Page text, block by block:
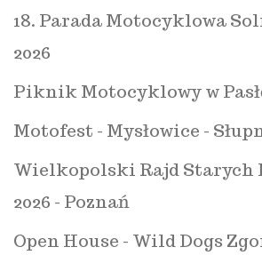
18. Parada Motocyklowa
2026
Piknik Motocyklowy w
Motofest - Mysłowice -
Wielkopolski Rajd
2026 - Poznań
Open House - Wild Dogs